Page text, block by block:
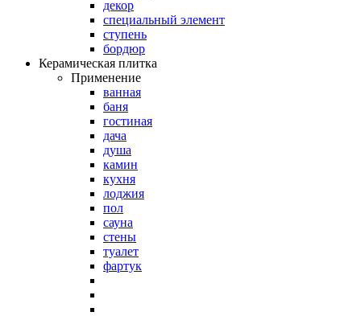
декор
специальный элемент
ступень
бордюр
Керамическая плитка
Применение
ванная
баня
гостиная
дача
душа
камин
кухня
лоджия
пол
сауна
стены
туалет
фартук